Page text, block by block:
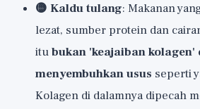
🟡 Kaldu tulang: Makanan
lezat, sumber protein dan
itubukan 'keajaiban kolagen'
menyembuhkan usus seperti
Kolagen di dalamnya dipecah